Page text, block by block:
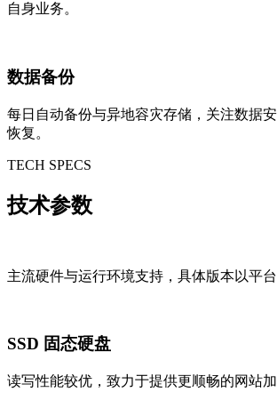
自身业务。
数据备份
每日自动备份与异地容灾存储，关注数据
恢复。
TECH SPECS
技术参数
主流硬件与运行环境支持，具体版本以平台
SSD 固态硬盘
读写性能较优，致力于提供更顺畅的网站加